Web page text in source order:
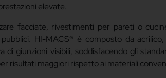
elevate.
facciate, rivestimenti per pareti o
HI-MACS® è composto da
di giunzioni visibili, soddisfacendo gli
risultati maggiori rispetto ai materiali